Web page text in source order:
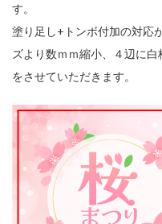
す。
塗り足し+トンボ付加の対応
ズより数ｍｍ縮小、４辺に
をさせていただきます。